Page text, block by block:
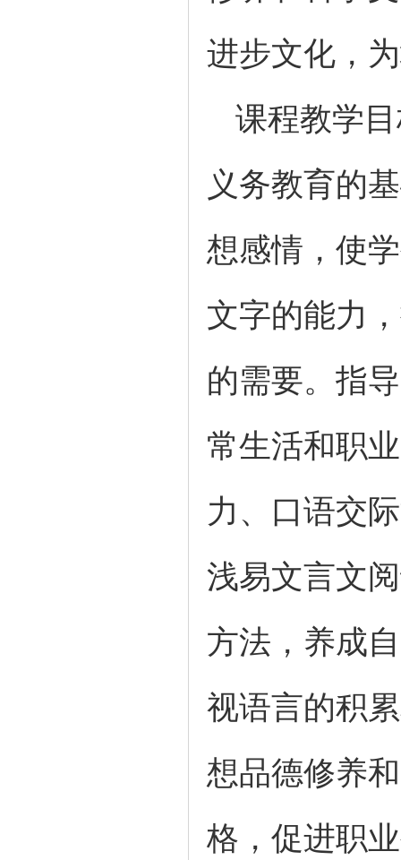
进步文化，
课程教学
义务教育的
想感情，使
文字的能力
的需要。指
常生活和职
力、口语交
浅易文言文
方法，养成
视语言的积
想品德修养
格，促进职